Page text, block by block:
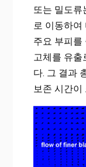
또는 밀도류
로 이동하여
주요 부피를
고체를 유출
다. 그 결과
보존 시간이